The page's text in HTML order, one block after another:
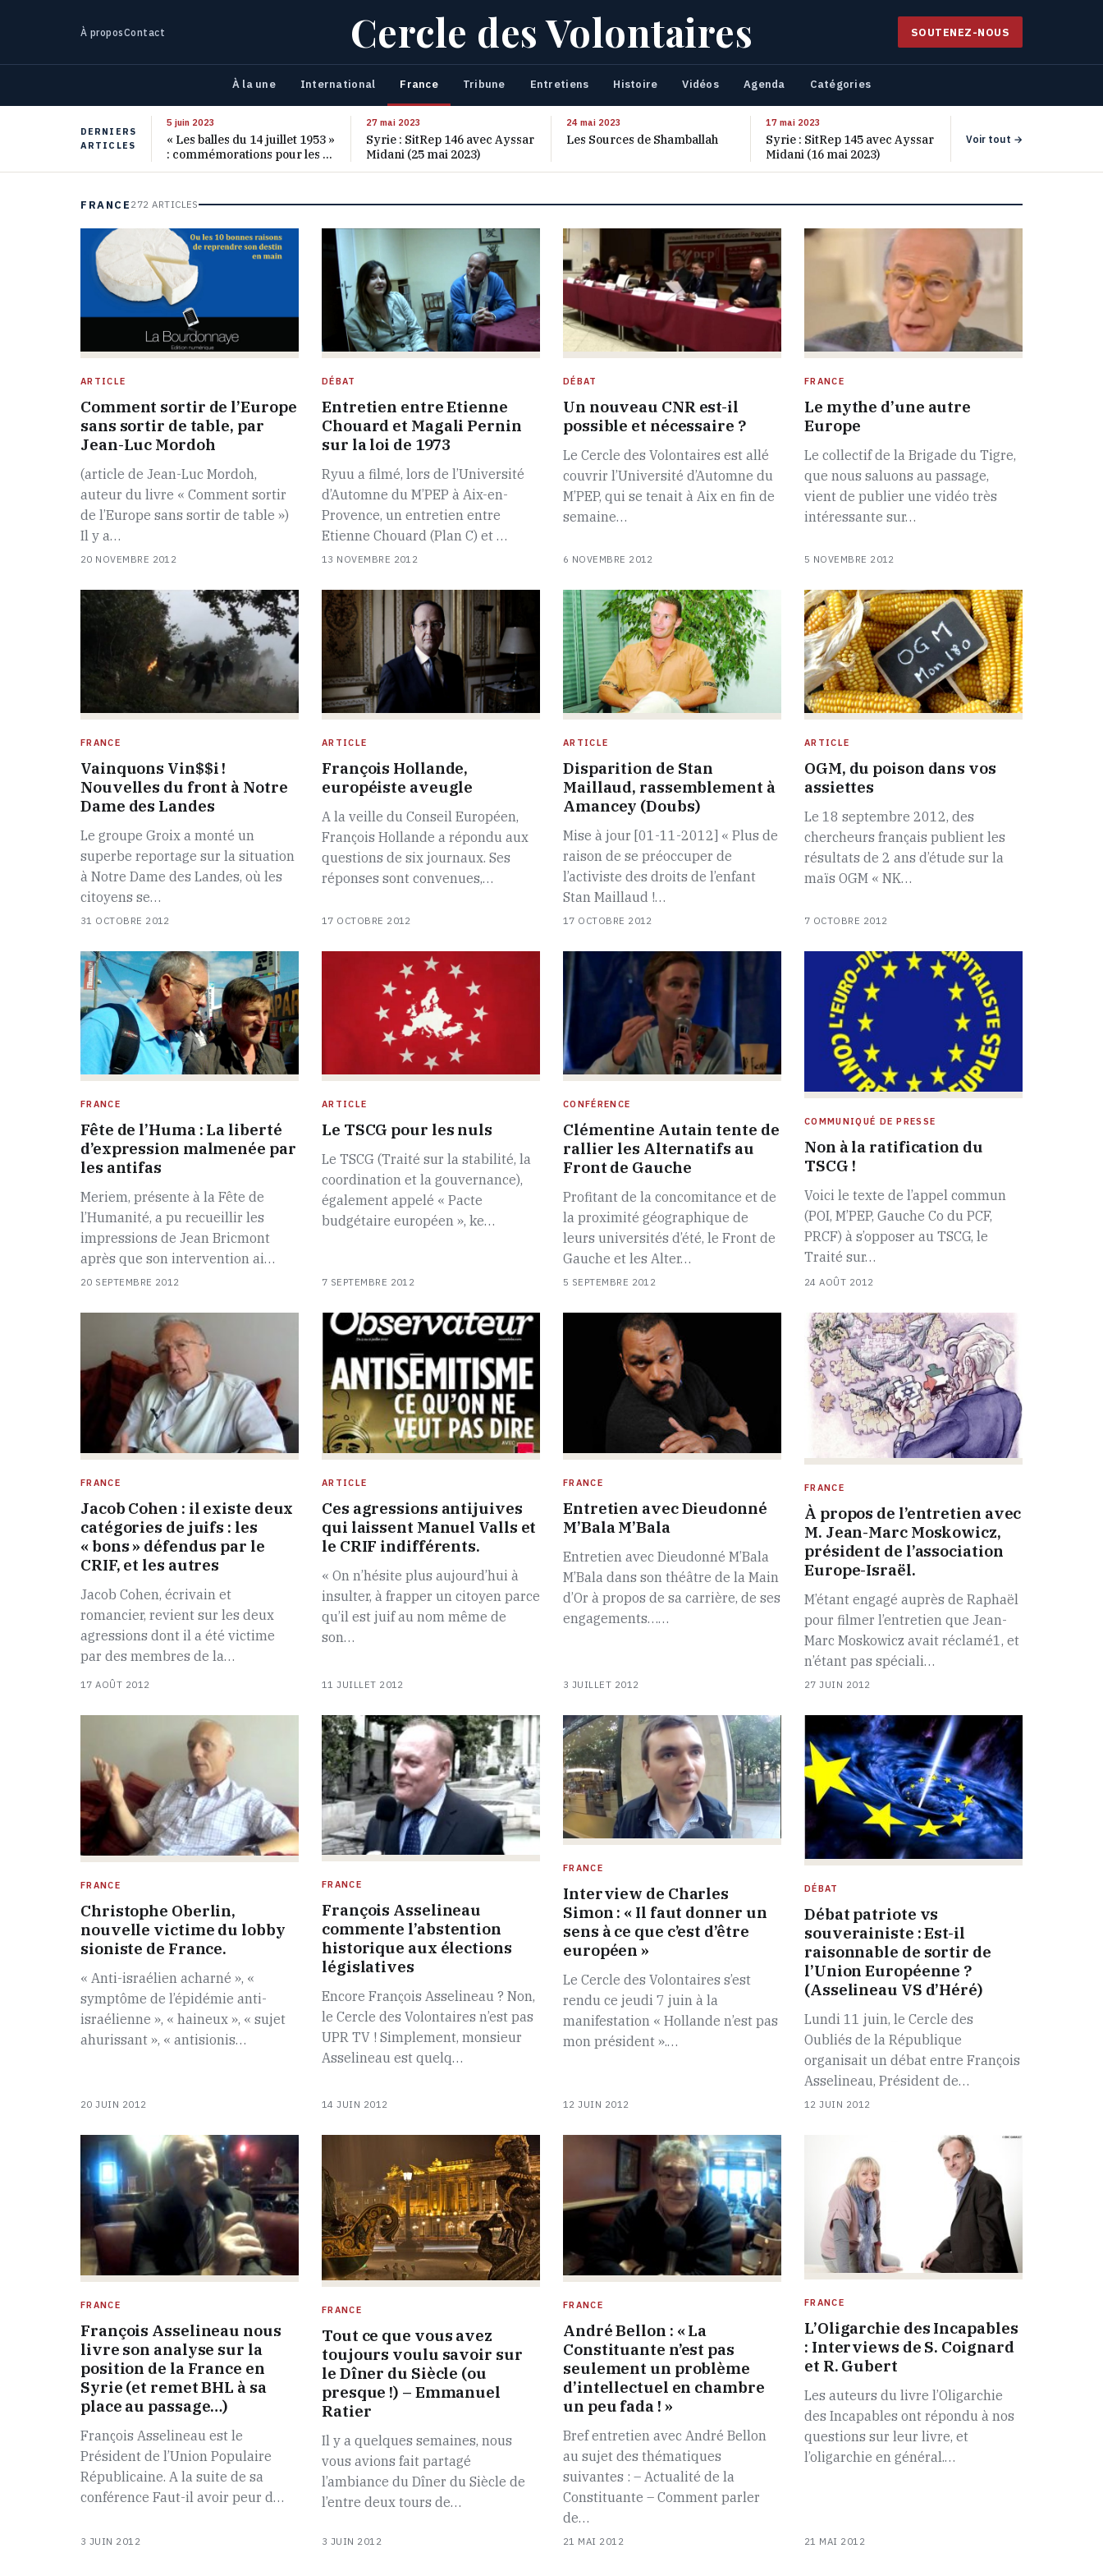
À proposContact Cercle des Volontaires SOUTENEZ-NOUS
À la une International France Tribune Entretiens Histoire Vidéos Agenda Catégories
DERNIERS
ARTICLES
5 juin 2023
« Les balles du 14 juillet 1953 »
: commémorations pour les 70
ans de ce massacre oublié
27 mai 2023
Syrie : SitRep 146 avec Ayssar
Midani (25 mai 2023)
24 mai 2023
Les Sources de Shamballah
17 mai 2023
Syrie : SitRep 145 avec Ayssar
Midani (16 mai 2023)
Voir tout →
FRANCE 272 ARTICLES
ARTICLE
Comment sortir de l’Europe
sans sortir de table, par
Jean-Luc Mordoh
(article de Jean-Luc Mordoh,
auteur du livre « Comment sortir
de l’Europe sans sortir de table »)
Il y a…
20 NOVEMBRE 2012
DÉBAT
Entretien entre Etienne
Chouard et Magali Pernin
sur la loi de 1973
Ryuu a filmé, lors de l’Université
d’Automne du M’PEP à Aix-en-
Provence, un entretien entre
Etienne Chouard (Plan C) et …
13 NOVEMBRE 2012
DÉBAT
Un nouveau CNR est-il
possible et nécessaire ?
Le Cercle des Volontaires est allé
couvrir l’Université d’Automne du
M’PEP, qui se tenait à Aix en fin de
semaine…
6 NOVEMBRE 2012
FRANCE
Le mythe d’une autre
Europe
Le collectif de la Brigade du Tigre,
que nous saluons au passage,
vient de publier une vidéo très
intéressante sur…
5 NOVEMBRE 2012
FRANCE
Vainquons Vin$$i !
Nouvelles du front à Notre
Dame des Landes
Le groupe Groix a monté un
superbe reportage sur la situation
à Notre Dame des Landes, où les
citoyens se…
31 OCTOBRE 2012
ARTICLE
François Hollande,
européiste aveugle
A la veille du Conseil Européen,
François Hollande a répondu aux
questions de six journaux. Ses
réponses sont convenues,…
17 OCTOBRE 2012
ARTICLE
Disparition de Stan
Maillaud, rassemblement à
Amancey (Doubs)
Mise à jour [01-11-2012] « Plus de
raison de se préoccuper de
l’activiste des droits de l’enfant
Stan Maillaud !…
17 OCTOBRE 2012
ARTICLE
OGM, du poison dans vos
assiettes
Le 18 septembre 2012, des
chercheurs français publient les
résultats de 2 ans d’étude sur la
maïs OGM « NK…
7 OCTOBRE 2012
FRANCE
Fête de l’Huma : La liberté
d’expression malmenée par
les antifas
Meriem, présente à la Fête de
l’Humanité, a pu recueillir les
impressions de Jean Bricmont
après que son intervention ai…
20 SEPTEMBRE 2012
ARTICLE
Le TSCG pour les nuls
Le TSCG (Traité sur la stabilité, la
coordination et la gouvernance),
également appelé « Pacte
budgétaire européen », ke…
7 SEPTEMBRE 2012
CONFÉRENCE
Clémentine Autain tente de
rallier les Alternatifs au
Front de Gauche
Profitant de la concomitance et de
la proximité géographique de
leurs universités d’été, le Front de
Gauche et les Alter…
5 SEPTEMBRE 2012
COMMUNIQUÉ DE PRESSE
Non à la ratification du
TSCG !
Voici le texte de l’appel commun
(POI, M’PEP, Gauche Co du PCF,
PRCF) à s’opposer au TSCG, le
Traité sur…
24 AOÛT 2012
FRANCE
Jacob Cohen : il existe deux
catégories de juifs : les
« bons » défendus par le
CRIF, et les autres
Jacob Cohen, écrivain et
romancier, revient sur les deux
agressions dont il a été victime
par des membres de la…
17 AOÛT 2012
ARTICLE
Ces agressions antijuives
qui laissent Manuel Valls et
le CRIF indifférents.
« On n’hésite plus aujourd’hui à
insulter, à frapper un citoyen parce
qu’il est juif au nom même de
son…
11 JUILLET 2012
FRANCE
Entretien avec Dieudonné
M’Bala M’Bala
Entretien avec Dieudonné M’Bala
M’Bala dans son théâtre de la Main
d’Or à propos de sa carrière, de ses
engagements……
3 JUILLET 2012
FRANCE
À propos de l’entretien avec
M. Jean-Marc Moskowicz,
président de l’association
Europe-Israël.
M’étant engagé auprès de Raphaël
pour filmer l’entretien que Jean-
Marc Moskowicz avait réclamé1, et
n’étant pas spéciali…
27 JUIN 2012
FRANCE
Christophe Oberlin,
nouvelle victime du lobby
sioniste de France.
« Anti-israélien acharné », «
symptôme de l’épidémie anti-
israélienne », « haineux », « sujet
ahurissant », « antisionis…
20 JUIN 2012
FRANCE
François Asselineau
commente l’abstention
historique aux élections
législatives
Encore François Asselineau ? Non,
le Cercle des Volontaires n’est pas
UPR TV ! Simplement, monsieur
Asselineau est quelq…
14 JUIN 2012
FRANCE
Interview de Charles
Simon : « Il faut donner un
sens à ce que c’est d’être
européen »
Le Cercle des Volontaires s’est
rendu ce jeudi 7 juin à la
manifestation « Hollande n’est pas
mon président ».…
12 JUIN 2012
DÉBAT
Débat patriote vs
souverainiste : Est-il
raisonnable de sortir de
l’Union Européenne ?
(Asselineau VS d’Héré)
Lundi 11 juin, le Cercle des
Oubliés de la République
organisait un débat entre François
Asselineau, Président de…
12 JUIN 2012
FRANCE
François Asselineau nous
livre son analyse sur la
position de la France en
Syrie (et remet BHL à sa
place au passage…)
François Asselineau est le
Président de l’Union Populaire
Républicaine. A la suite de sa
conférence Faut-il avoir peur d…
3 JUIN 2012
FRANCE
Tout ce que vous avez
toujours voulu savoir sur
le Dîner du Siècle (ou
presque !) – Emmanuel
Ratier
Il y a quelques semaines, nous
vous avions fait partagé
l’ambiance du Dîner du Siècle de
l’entre deux tours de…
3 JUIN 2012
FRANCE
André Bellon : « La
Constituante n’est pas
seulement un problème
d’intellectuel en chambre
un peu fada ! »
Bref entretien avec André Bellon
au sujet des thématiques
suivantes : – Actualité de la
Constituante – Comment parler
de…
21 MAI 2012
FRANCE
L’Oligarchie des Incapables
: Interviews de S. Coignard
et R. Gubert
Les auteurs du livre l’Oligarchie
des Incapables ont répondu à nos
questions sur leur livre, et
l’oligarchie en général.…
21 MAI 2012